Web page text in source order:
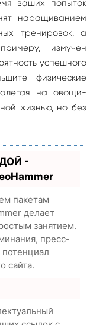
ваших попыток
наращиванием
тренировок, а
измучен
успешного
физические
на овощи-
жизнью, но без
-
пакетам
делает
занятием.
пресс-
сайта.